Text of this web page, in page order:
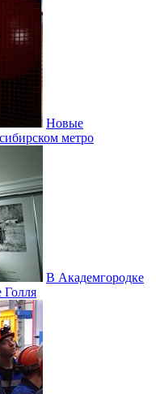
Новые
метро
В Академгородке
Голля